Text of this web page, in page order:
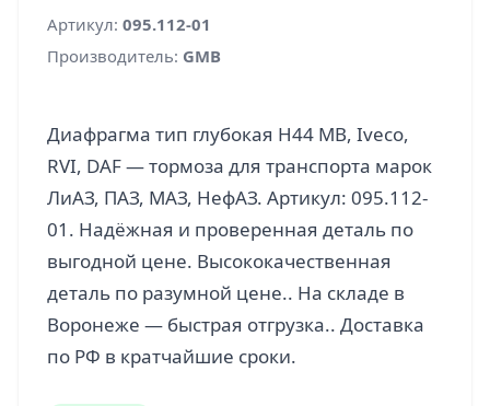
Артикул: 095.112-01
Производитель: GMB
Диафрагма тип глубокая H44 MB, Iveco,
RVI, DAF — тормоза для транспорта марок
ЛиАЗ, ПАЗ, МАЗ, НефАЗ. Артикул: 095.112-
01. Надёжная и проверенная деталь по
выгодной цене. Высококачественная
деталь по разумной цене.. На складе в
Воронеже — быстрая отгрузка.. Доставка